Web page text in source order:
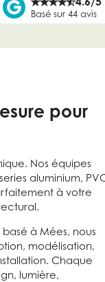
Basé sur 44 avis
pour
Nos équipes
aluminium,
à votre
à Mées, nous
modélisation,
Chaque
lumière,